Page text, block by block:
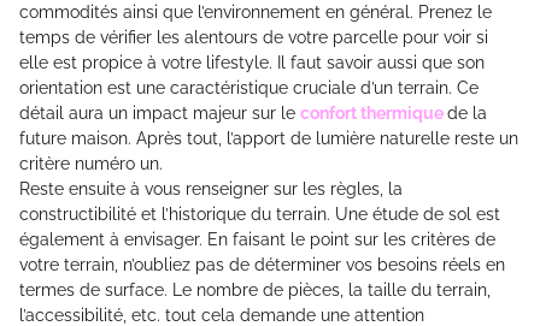
commodités ainsi que l’environnement en général. Prenez le
temps de vérifier les alentours de votre parcelle pour voir si
elle est propice à votre lifestyle. Il faut savoir aussi que son
orientation est une caractéristique cruciale d’un terrain. Ce
détail aura un impact majeur sur le confort thermiquede la
future maison. Après tout, l’apport de lumière naturelle reste un
critère numéro un.
Reste ensuite à vous renseigner sur les règles, la
constructibilité et l’historique du terrain. Une étude de sol est
également à envisager. En faisant le point sur les critères de
votre terrain, n’oubliez pas de déterminer vos besoins réels en
termes de surface. Le nombre de pièces, la taille du terrain,
l’accessibilité, etc. tout cela demande une attention